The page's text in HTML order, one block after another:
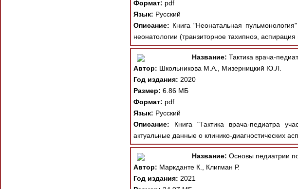
Формат: pdf
Язык: Русский
Описание: Книга "Неонатальная
неонатологии (транзиторное тахипноэ,
Название: Тактика врача-
Автор: Школьникова М.А., Мизерницкий Ю.Л.
Год издания: 2020
Размер: 6.86 МБ
Формат: pdf
Язык: Русский
Описание: Книга "Тактика врача-педиатра
актуальные данные о клинико-диагностических
Название: Основы педиатрии
Автор: Маркданте К., Клигман Р.
Год издания: 2021